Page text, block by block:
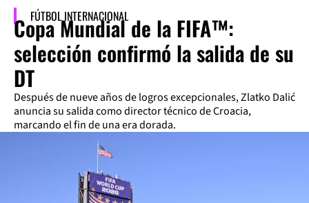
FÚTBOL INTERNACIONAL
Copa Mundial de la FIFA™:
selección confirmó la salida de su
DT
Después de nueve años de logros excepcionales, Zlatko Dalić
anuncia su salida como director técnico de Croacia,
marcando el fin de una era dorada.